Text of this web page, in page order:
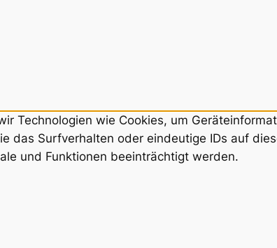
Technologien wie Cookies, um
das Surfverhalten oder eindeutige IDs auf
und Funktionen beeinträchtigt werden.